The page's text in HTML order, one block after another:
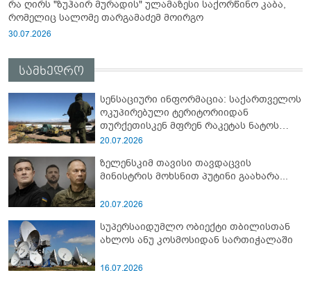
რა ღირს "ზუჰაირ მურადის" ულამაზესი საქორწინო კაბა,
რომელიც სალომე თარგამაძემ მოირგო
30.07.2026
სამხედრო
სენსაციური ინფორმაცია: საქართველოს
ოკუპირებული ტერიტორიიდან
თურქეთისკენ მფრენ რაკეტას ნატოს
სამიტი კინაღამ ჩაუშლია
20.07.2026
ზელენსკიმ თავისი თავდაცვის
მინისტრის მოხსნით პუტინი გაახარა...
20.07.2026
სუპერსაიდუმლო ობიექტი თბილისთან
ახლოს ანუ კოსმოსიდან სართიჭალაში
16.07.2026